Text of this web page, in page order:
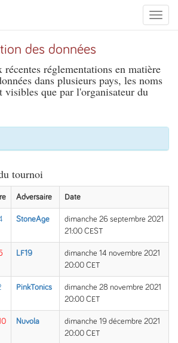
Toggle
des données
réglementations en matière
dans plusieurs pays, les noms
visibles que par l'organisateur du
tournoi
Adversaire Date
StoneAge
dimanche 26 septembre 2021
21:00 CEST
LF19
dimanche 14 novembre 2021
20:00 CET
PinkTonics
dimanche 28 novembre 2021
20:00 CET
Nuvola
dimanche 19 décembre 2021
20:00 CET